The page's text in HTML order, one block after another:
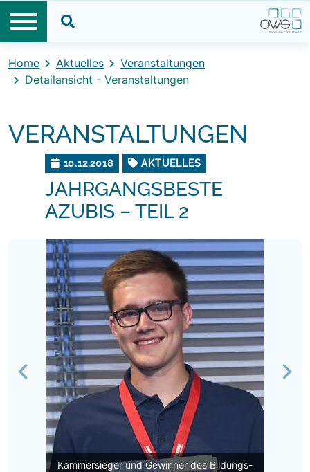
Home Aktuelles
Veranstaltungen
Detailansicht - Veranstaltungen
VERANSTALTUNGEN
10.12.2018 AKTUELLES
JAHRGANGSBESTE
AZUBIS – TEIL 2
Kammersieger und Gewinner des Bildungs-
Previous